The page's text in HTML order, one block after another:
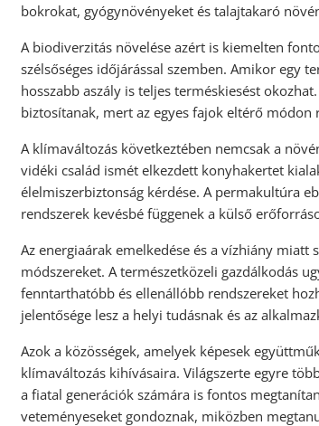
bokrokat, gyógynövényeket és talajtakaró
A biodiverzitás növelése azért is kiemelten
szélsőséges időjárással szemben. Amikor egy
hosszabb aszály is teljes terméskiesést
biztosítanak, mert az egyes fajok eltérő módon
A klímaváltozás következtében nemcsak a
vidéki család ismét elkezdett konyhakertet
élelmiszerbiztonság kérdése. A permakultúra
rendszerek kevésbé függenek a külső
Az energiaárak emelkedése és a vízhiány
módszereket. A természetközeli gazdálkodás
fenntarthatóbb és ellenállóbb rendszereket
jelentősége lesz a helyi tudásnak és az
Azok a közösségek, amelyek képesek
klímaváltozás kihívásaira. Világszerte egyre
a fiatal generációk számára is fontos
veteményeseket gondoznak, miközben